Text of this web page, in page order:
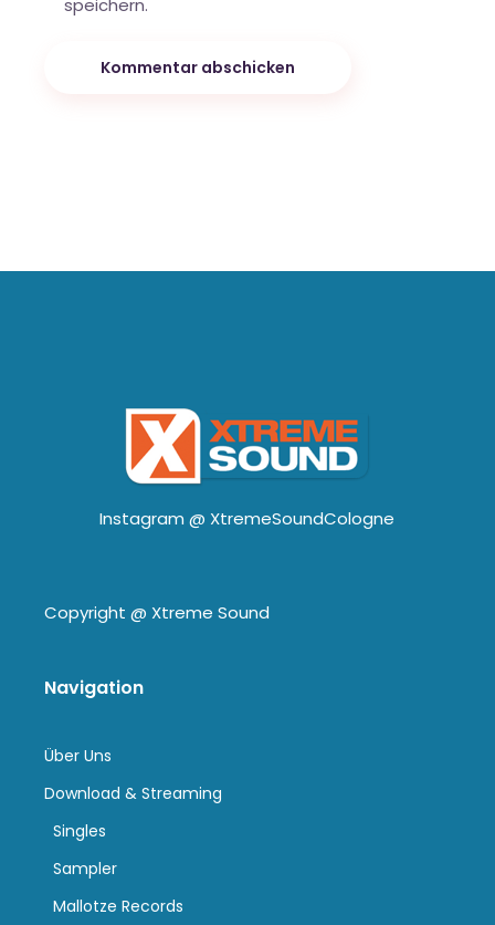
speichern.
Kommentar abschicken
Instagram @ XtremeSoundCologne
Copyright @ Xtreme Sound
Navigation
Über Uns
Download & Streaming
Singles
Sampler
Mallotze Records